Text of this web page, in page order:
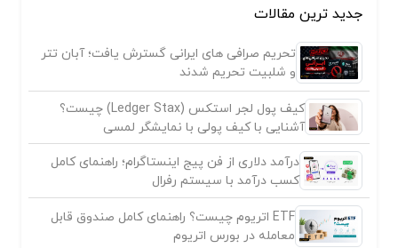
جدید ترین مقالات
تحریم صرافی های ایرانی گسترش یافت؛ آبان تتر
و شلبیت تحریم شدند
کیف پول لجر استکس (Ledger Stax) چیست؟
آشنایی با کیف پولی با نمایشگر لمسی
درآمد دلاری از فن پیج اینستاگرام؛ راهنمای کامل
کسب درآمد با سیستم رفرال
ETF اتریوم چیست؟ راهنمای کامل صندوق قابل
معامله در بورس اتریوم